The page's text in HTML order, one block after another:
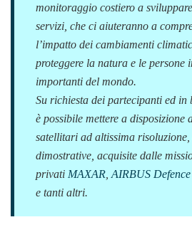
monitoraggio costiero a
servizi, che ci aiuteranno a
l’impatto dei cambiamenti
proteggere la natura e le persone
importanti del mondo.
Su richiesta dei partecipanti ed in
è possibile mettere a disposizione
satellitari ad altissima risoluzione,
dimostrative, acquisite dalle
privati MAXAR AIRBUS
e tanti altri.